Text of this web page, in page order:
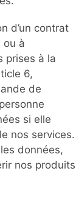
d’un contrat
ou à
prises à la
6,
de
si elle
nos services.
données,
nos produits